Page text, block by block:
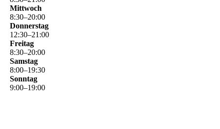
Mittwoch
8:30–20:00
Donnerstag
12:30–21 :00
Freitag
8:30–20:00
Samstag
8:00–19:30
Sonntag
9:00–19:00